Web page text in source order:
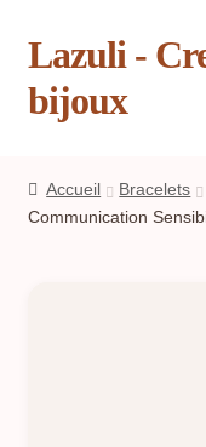
Aller
la
Aller
contenu
Lazuli -
bijoux
Blog
Accueil Bracelets
Communication